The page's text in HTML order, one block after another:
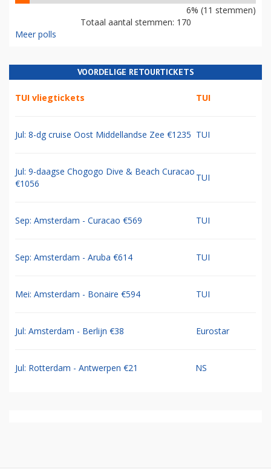
6% (11 stemmen)
Totaal aantal stemmen: 170
Meer polls
VOORDELIGE RETOURTICKETS
TUI vliegtickets TUI
Jul: 8-dg cruise Oost Middellandse Zee €1235 TUI
Jul: 9-daagse Chogogo Dive & Beach Curacao
€1056
TUI
Sep: Amsterdam - Curacao €569 TUI
Sep: Amsterdam - Aruba €614 TUI
Mei: Amsterdam - Bonaire €594 TUI
Jul: Amsterdam - Berlijn €38 Eurostar
Jul: Rotterdam - Antwerpen €21 NS